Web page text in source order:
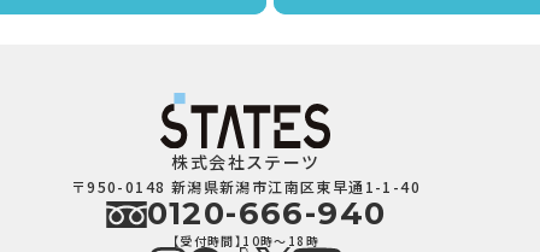
株式会社ステーツ
〒950-0148 新潟県新潟市江南区東早通1-1-40
0120-666-940
【受付時間】10時～18時